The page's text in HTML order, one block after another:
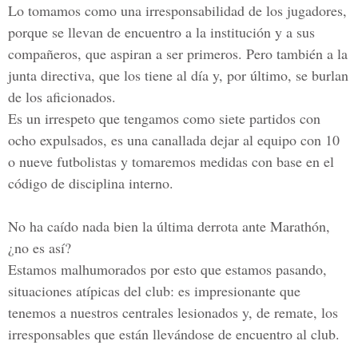
Lo tomamos como una irresponsabilidad de los jugadores,
porque se llevan de encuentro a la institución y a sus
compañeros, que aspiran a ser primeros. Pero también a la
junta directiva, que los tiene al día y, por último, se burlan
de los aficionados.
Es un irrespeto que tengamos como siete partidos con
ocho expulsados, es una canallada dejar al equipo con 10
o nueve futbolistas y tomaremos medidas con base en el
código de disciplina interno.
No ha caído nada bien la última derrota ante Marathón,
¿no es así?
Estamos malhumorados por esto que estamos pasando,
situaciones atípicas del club: es impresionante que
tenemos a nuestros centrales lesionados y, de remate, los
irresponsables que están llevándose de encuentro al club.